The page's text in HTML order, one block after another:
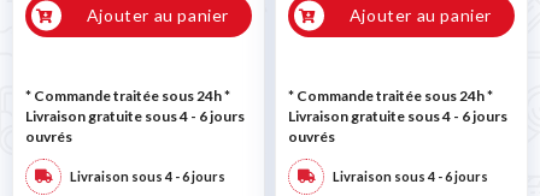
Ajouter au panier
* Commande traitée sous 24h*
Livraison gratuite sous 4 - 6 jours
ouvrés
Livraison sous 4 - 6 jours
Ajouter au panier
* Commande traitée sous 24h*
Livraison gratuite sous 4 - 6 jours
ouvrés
Livraison sous 4 - 6 jours